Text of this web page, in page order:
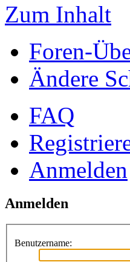
Zum Inhalt
Foren-
Ändere
FAQ
Anmelden
Anmelden
Benutzername: